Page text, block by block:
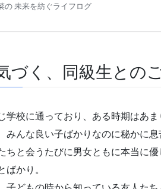
づく、同級生との
学校に通っており、ある時期はあま
みんな良い子ばかりなのに秘かに息
ちと会うたびに男女ともに本当に
ばかり。